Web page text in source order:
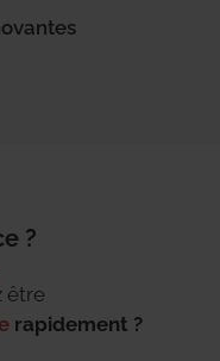
?
être
rapidement ?